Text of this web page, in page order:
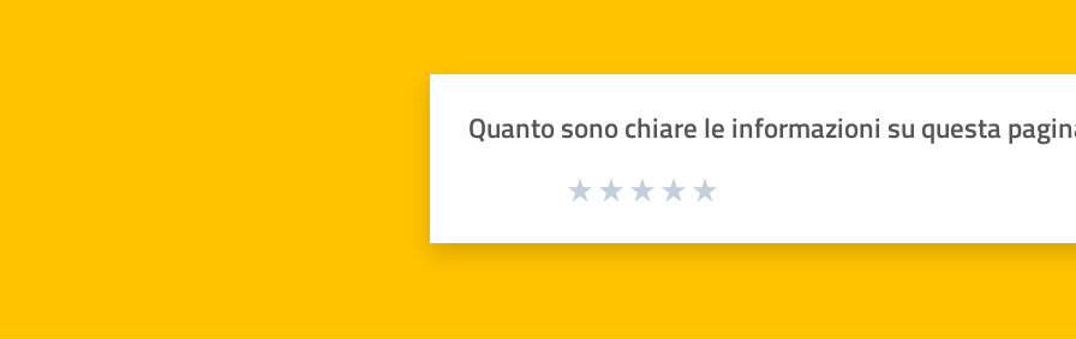
Quanto sono chiare le informazioni su questa
Valuta da 1 a 5 stelle la pagina